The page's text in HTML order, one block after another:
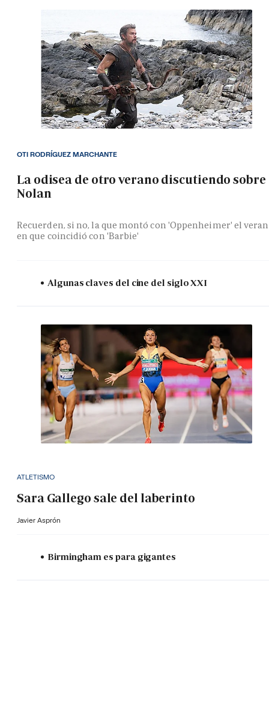
La odisea de otro verano discutiendo sobre
Nolan
Recuerden, si no, la que montó con 'Oppenheimer' el
en que coincidió con 'Barbie'
OTI RODRÍGUEZ MARCHANTE
Algunas claves del cine del siglo XXI
ATLETISMO
Sara Gallego sale del laberinto
Javier Asprón
Birmingham es para gigantes